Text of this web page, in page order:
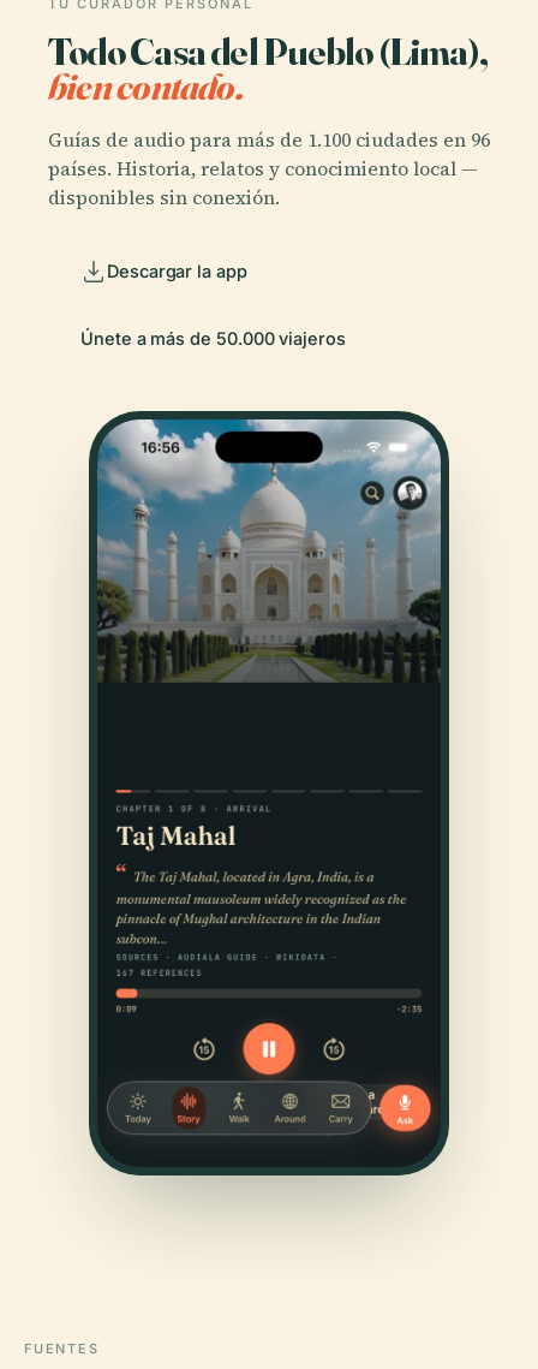
TU CURADOR PERSONAL
Todo Casa del Pueblo (Lima),
bien contado.
Guías de audio para más de 1.100 ciudades en 96
países. Historia, relatos y conocimiento local —
disponibles sin conexión.
Descargar la app
Únete a más de 50.000 viajeros
FUENTES